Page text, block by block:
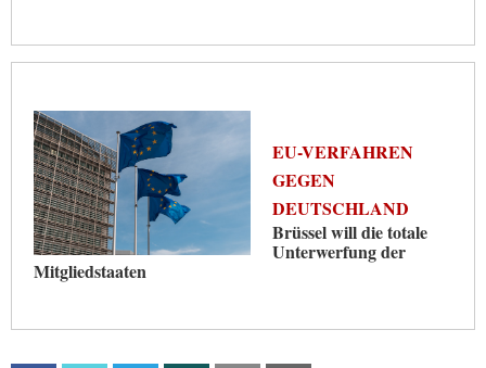
EU-VERFAHREN
GEGEN
DEUTSCHLAND
Brüssel will die totale
Unterwerfung der
Mitgliedstaaten